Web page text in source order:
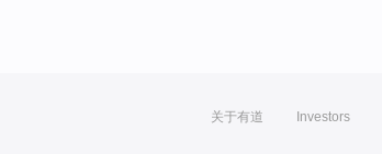
关于有道 Investors